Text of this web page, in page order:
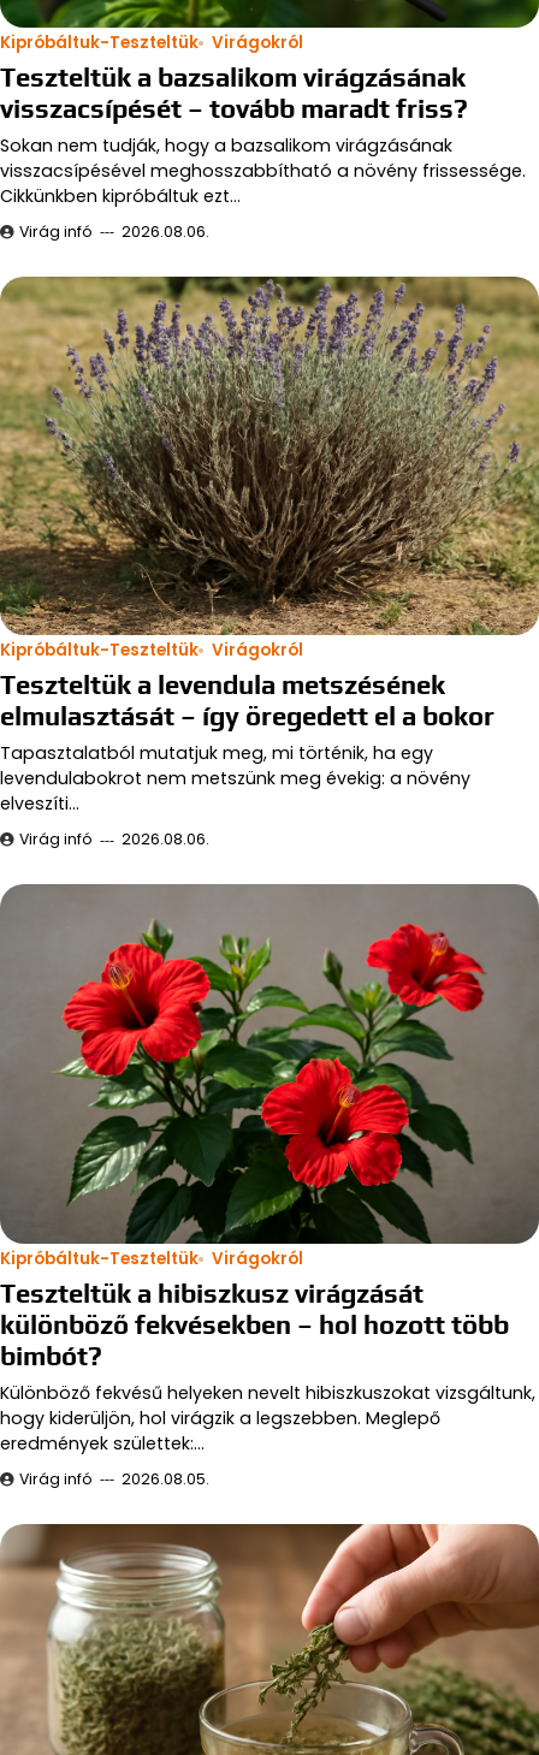
Kipróbáltuk-Teszteltük Virágokról
Teszteltük a bazsalikom virágzásának
visszacsípését – tovább maradt friss?
Sokan nem tudják, hogy a bazsalikom virágzásának
visszacsípésével meghosszabbítható a növény frissessége.
Cikkünkben kipróbáltuk ezt…
Virág infó 2026.08.06.
Kipróbáltuk-Teszteltük Virágokról
Teszteltük a levendula metszésének
elmulasztását – így öregedett el a bokor
Tapasztalatból mutatjuk meg, mi történik, ha egy
levendulabokrot nem metszünk meg évekig: a növény
elveszíti…
Virág infó 2026.08.06.
Kipróbáltuk-Teszteltük Virágokról
Teszteltük a hibiszkusz virágzását
különböző fekvésekben – hol hozott több
bimbót?
Különböző fekvésű helyeken nevelt hibiszkuszokat vizsgáltunk,
hogy kiderüljön, hol virágzik a legszebben. Meglepő
eredmények születtek:…
Virág infó 2026.08.05.